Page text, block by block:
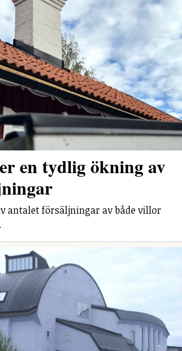
en tydlig ökning av
antalet försäljningar av både villor